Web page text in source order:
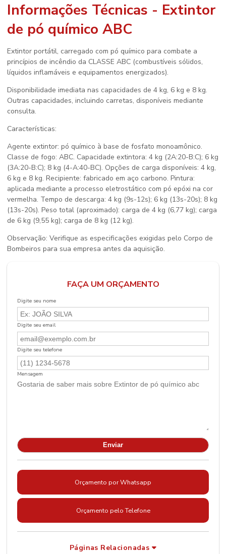
Informações Técnicas - Extintor
de pó químico ABC
Extintor portátil, carregado com pó químico para combate a
princípios de incêndio da CLASSE ABC (combustíveis sólidos,
líquidos inflamáveis e equipamentos energizados).
Disponibilidade imediata nas capacidades de 4 kg, 6 kg e 8 kg.
Outras capacidades, incluindo carretas, disponíveis mediante
consulta.
Características:
Agente extintor: pó químico à base de fosfato monoamônico.
Classe de fogo: ABC. Capacidade extintora: 4 kg (2A:20-B:C); 6 kg
(3A:20-B:C); 8 kg (4-A:40-BC). Opções de carga disponíveis: 4 kg,
6 kg e 8 kg. Recipiente: fabricado em aço carbono. Pintura:
aplicada mediante a processo eletrostático com pó epóxi na cor
vermelha. Tempo de descarga: 4 kg (9s-12s); 6 kg (13s-20s); 8 kg
(13s-20s). Peso total (aproximado): carga de 4 kg (6,77 kg); carga
de 6 kg (9,55 kg); carga de 8 kg (12 kg).
Observação: Verifique as especificações exigidas pelo Corpo de
Bombeiros para sua empresa antes da aquisição.
FAÇA UM ORÇAMENTO
Digite seu nome
Digite seu email
Digite seu telefone
Mensagem
Orçamento por Whatsapp
Orçamento pelo Telefone
Páginas Relacionadas